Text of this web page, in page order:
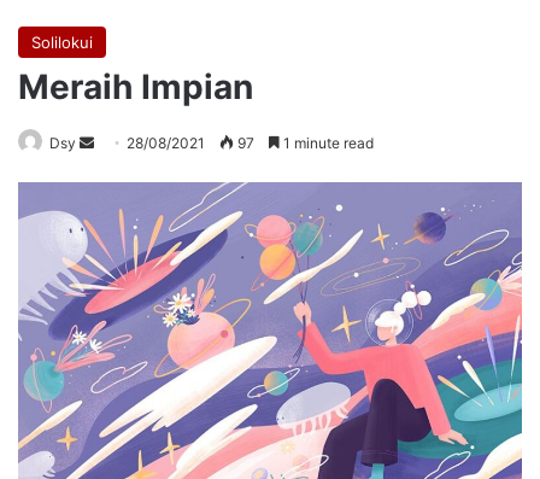
Solilokui
Meraih Impian
Dsy
Send 28/08/2021 97 1 minute read